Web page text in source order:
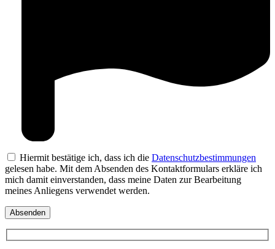
Hiermit bestätige ich, dass ich die Datenschutzbestimmungen
gelesen habe. Mit dem Absenden des Kontaktformulars erkläre ich
mich damit einverstanden, dass meine Daten zur Bearbeitung
meines Anliegens verwendet werden.